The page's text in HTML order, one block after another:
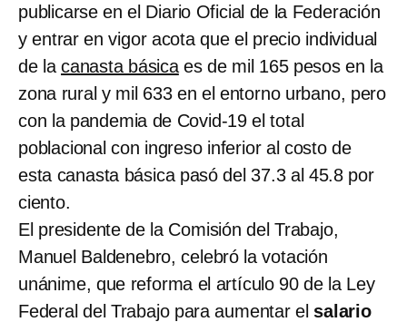
publicarse en el Diario Oficial de la Federación
y entrar en vigor acota que el precio individual
de la canasta básicaes de mil 165 pesos en la
zona rural y mil 633 en el entorno urbano, pero
con la pandemia de Covid-19 el total
poblacional con ingreso inferior al costo de
esta canasta básica pasó del 37.3 al 45.8 por
ciento.
El presidente de la Comisión del Trabajo,
Manuel Baldenebro, celebró la votación
unánime, que reforma el artículo 90 de la Ley
Federal del Trabajo para aumentar el salario